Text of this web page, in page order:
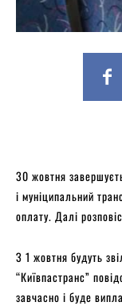
30 жовтня
і муніципальний
оплату. Далі
З 1 жовтня будуть
“Київпастранс”
завчасно і буде